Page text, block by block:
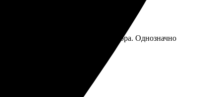
что есть возможность выбора. Однозначно